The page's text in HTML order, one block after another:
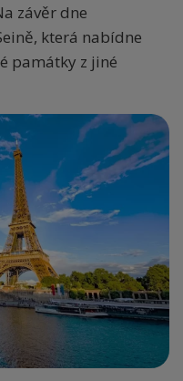
závěr dne
která nabídne
památky z jiné